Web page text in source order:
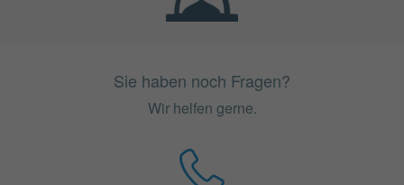
Sie haben noch Fragen?
Wir helfen gerne.